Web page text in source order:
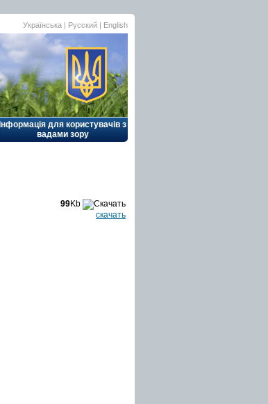
Українська | Русский | English
Інформація для користувачів з
вадами зору
99Kb
скачать